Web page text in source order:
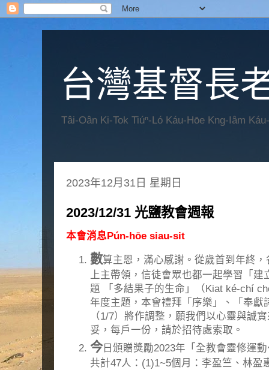
台灣基督長
Tâi-Oân Ki-Tok Tiúⁿ-Ló Káu-Hōe Kng-Iâm
2023年12月31日 星期日
2023/12/31 光鹽教會週報
本會消息Pún-hōe siau-sit
數算主恩，滿心感謝。從歲首到年終
上主帶領，信徒會眾也都一起學習「建
題 「多結果子的生命」（Kiat ké-chí
年度主題，本會禮拜「序樂」、「奉獻
（1/7）將作調整，願我們以心靈與誠
妥，每戶一份，請於招待處索取。
今日頒贈獎勵2023年「全教會靈修運
共計47人：(1)1~5個月：李盈竺、林盈